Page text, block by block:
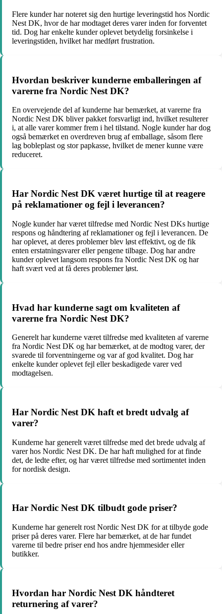
Flere kunder har noteret sig den hurtige leveringstid hos Nordic
Nest DK, hvor de har modtaget deres varer inden for forventet
tid. Dog har enkelte kunder oplevet betydelig forsinkelse i
leveringstiden, hvilket har medført frustration.
Hvordan beskriver kunderne emballeringen af
varerne fra Nordic Nest DK?
En overvejende del af kunderne har bemærket, at varerne fra
Nordic Nest DK bliver pakket forsvarligt ind, hvilket resulterer
i, at alle varer kommer frem i hel tilstand. Nogle kunder har dog
også bemærket en overdreven brug af emballage, såsom flere
lag bobleplast og stor papkasse, hvilket de mener kunne være
reduceret.
Har Nordic Nest DK været hurtige til at reagere
på reklamationer og fejl i leverancen?
Nogle kunder har været tilfredse med Nordic Nest DKs hurtige
respons og håndtering af reklamationer og fejl i leverancen. De
har oplevet, at deres problemer blev løst effektivt, og de fik
enten erstatningsvarer eller pengene tilbage. Dog har andre
kunder oplevet langsom respons fra Nordic Nest DK og har
haft svært ved at få deres problemer løst.
Hvad har kunderne sagt om kvaliteten af
varerne fra Nordic Nest DK?
Generelt har kunderne været tilfredse med kvaliteten af varerne
fra Nordic Nest DK og har bemærket, at de modtog varer, der
svarede til forventningerne og var af god kvalitet. Dog har
enkelte kunder oplevet fejl eller beskadigede varer ved
modtagelsen.
Har Nordic Nest DK haft et bredt udvalg af
varer?
Kunderne har generelt været tilfredse med det brede udvalg af
varer hos Nordic Nest DK. De har haft mulighed for at finde
det, de ledte efter, og har været tilfredse med sortimentet inden
for nordisk design.
Har Nordic Nest DK tilbudt gode priser?
Kunderne har generelt rost Nordic Nest DK for at tilbyde gode
priser på deres varer. Flere har bemærket, at de har fundet
varerne til bedre priser end hos andre hjemmesider eller
butikker.
Hvordan har Nordic Nest DK håndteret
returnering af varer?